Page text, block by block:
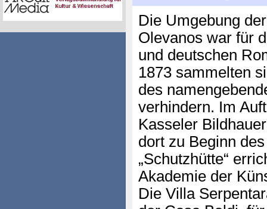
Die Umgebung
Olevanos war für
und deutschen
1873 sammelten
des
verhindern. Im
Kasseler
dort zu Beginn
„Schutzhütte“
Akademie der
Die Villa